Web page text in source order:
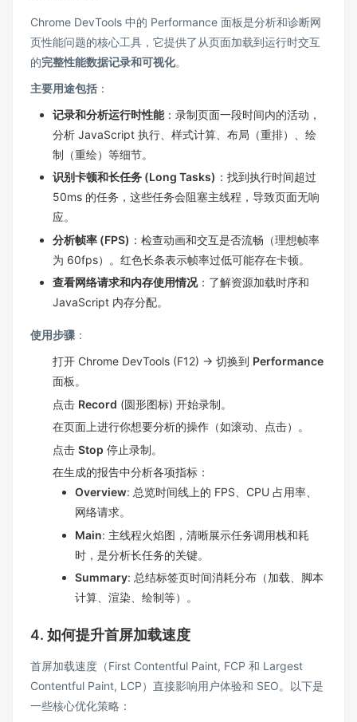
Chrome DevTools 中的 Performance 面板是分析和诊断网
页性能问题的核心工具，它提供了从页面加载到运行时交互
的完整性能数据记录和可视化。
主要用途包括 ：
记录和分析运行时性能：录制页面一段时间内的活动，
分析 JavaScript 执行、样式计算、布局（重排）、绘
制（重绘）等细节。
识别卡顿和长任务 (Long Tasks) ：找到执行时间超过
50ms 的任务，这些任务会阻塞主线程，导致页面无响
应。
分析帧率 (FPS) ：检查动画和交互是否流畅（理想帧率
为 60fps）。红色长条表示帧率过低可能存在卡顿。
查看网络请求和内存使用情况：了解资源加载时序和
JavaScript 内存分配。
使用步骤 ：
打开 Chrome DevTools (F12) → 切换到 Performance
面板。
点击 Record (圆形图标) 开始录制。
在页面上进行你想要分析的操作（如滚动、点击）。
点击 Stop 停止录制。
在生成的报告中分析各项指标：
Overview: 总览时间线上的 FPS、CPU 占用率、
网络请求。
Main: 主线程火焰图，清晰展示任务调用栈和耗
时，是分析长任务的关键。
Summary: 总结标签页时间消耗分布（加载、脚本
计算、渲染、绘制等）。
4. 如何提升首屏加载速度
首屏加载速度（First Contentful Paint, FCP 和 Largest
Contentful Paint, LCP）直接影响用户体验和 SEO。以下是
一些核心优化策略：